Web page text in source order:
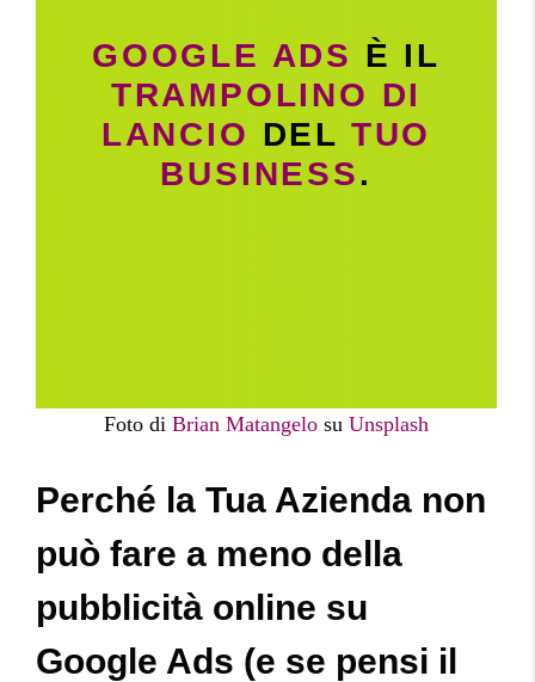
GOOGLE ADS È IL
TRAMPOLINO DI
LANCIO DEL TUO
BUSINESS.
Foto di Brian Matangelo su Unsplash
Perché la Tua Azienda non
può fare a meno della
pubblicità online su
Google Ads (e se pensi il